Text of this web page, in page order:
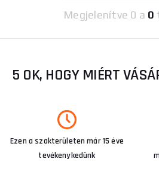
Megjelenítve 0 a 0
5 OK, HOGY MIÉRT
Ezen a szakterületen már 15 éve
tevékenykedünk